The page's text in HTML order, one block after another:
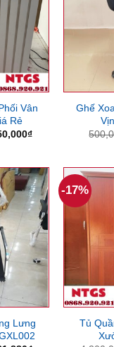
Vân
Rẻ
₫Giá
3,150,000₫.
Ghế
Lưng
-17%
Tủ